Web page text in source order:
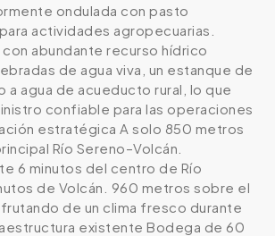
ondulada con pasto
actividades agropecuarias.
abundante recurso hídrico
de agua viva, un estanque de
a agua de acueducto rural, lo que
confiable para las operaciones
estratégica A solo 850 metros
Río Sereno–Volcán.
6 minutos del centro de Río
de Volcán. 960 metros sobre el
de un clima fresco durante
existente Bodega de 60